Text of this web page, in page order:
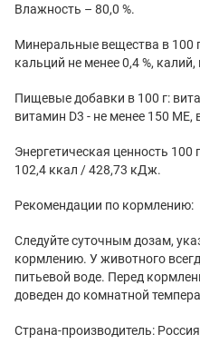
Влажность – 80,0 %.
Минеральные вещества в 100
кальций не менее 0,4 %, калий,
Пищевые добавки в 100 г:
витамин D3 - не менее 150 МЕ,
Энергетическая ценность 100
102,4 ккал / 428,73 кДж.
Рекомендации по кормлению:
Следуйте суточным дозам,
кормлению. У животного
питьевой воде. Перед
доведен до комнатной
Страна-производитель: